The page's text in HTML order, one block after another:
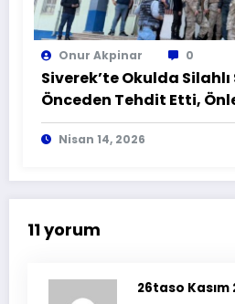
Onur Akpinar 0
Siverek’te Okulda Silahlı
Önceden Tehdit Etti,
Nisan 14, 2026
11 yorum
26taso Kasım